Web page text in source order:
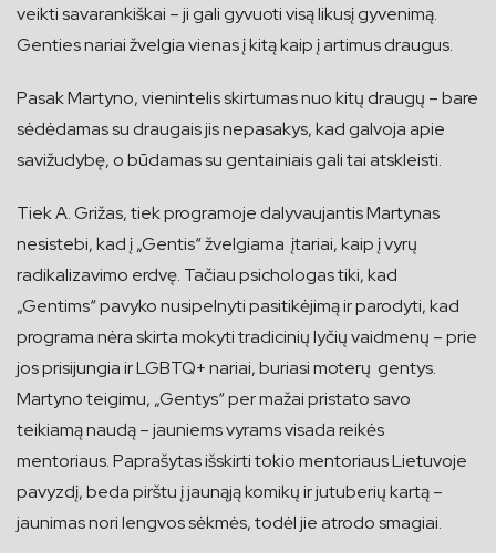
veikti savarankiškai – ji gali gyvuoti visą likusį gyvenimą.
Genties nariai žvelgia vienas į kitą kaip į artimus draugus.
Pasak Martyno, vienintelis skirtumas nuo kitų draugų – bare
sėdėdamas su draugais jis nepasakys, kad galvoja apie
savižudybę, o būdamas su gentainiais gali tai atskleisti.
Tiek A. Grižas, tiek programoje dalyvaujantis Martynas
nesistebi, kad į „Gentis“ žvelgiama įtariai, kaip į vyrų
radikalizavimo erdvę. Tačiau psichologas tiki, kad
„Gentims“ pavyko nusipelnyti pasitikėjimą ir parodyti, kad
programa nėra skirta mokyti tradicinių lyčių vaidmenų – prie
jos prisijungia ir LGBTQ+ nariai, buriasi moterų gentys.
Martyno teigimu, „Gentys“ per mažai pristato savo
teikiamą naudą – jauniems vyrams visada reikės
mentoriaus. Paprašytas išskirti tokio mentoriaus Lietuvoje
pavyzdį, beda pirštu į jaunąją komikų ir jutuberių kartą –
jaunimas nori lengvos sėkmės, todėl jie atrodo smagiai.